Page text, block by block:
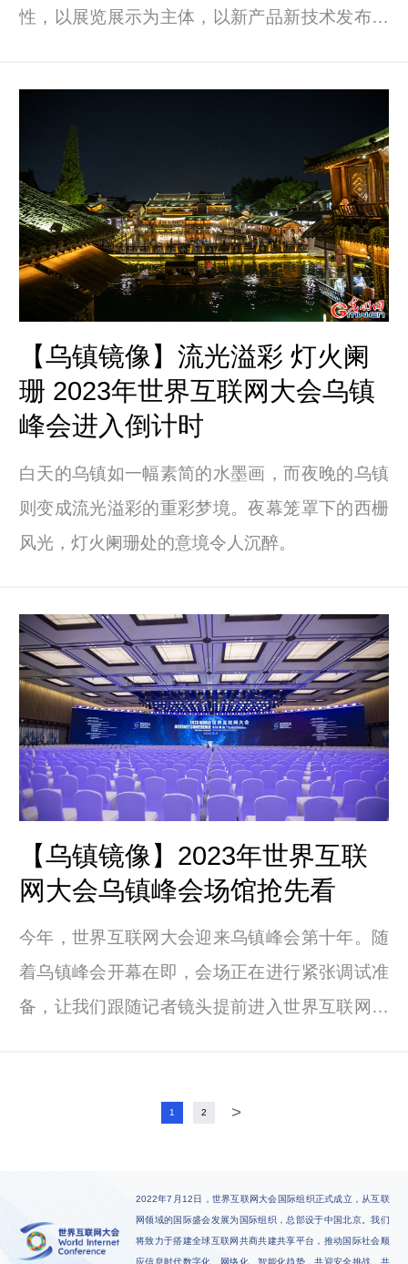
性，以展览展示为主体，以新产品新技术发布和
动，着力打造全球数字经济产业合作交流的重要
窗口，彰显互联网引领发展的文明之光、时代之
光和未来之光。
【乌镇镜像】流光溢彩 灯火阑
珊 2023年世界互联网大会乌镇
峰会进入倒计时
白天的乌镇如一幅素简的水墨画，而夜晚的乌镇
则变成流光溢彩的重彩梦境。夜幕笼罩下的西栅
风光，灯火阑珊处的意境令人沉醉。
【乌镇镜像】2023年世界互联
网大会乌镇峰会场馆抢先看
今年，世界互联网大会迎来乌镇峰会第十年。随
着乌镇峰会开幕在即，会场正在进行紧张调试准
备，让我们跟随记者镜头提前进入世界互联网大
1 2 >
2022年7月12日，世界互联网大会国际组织正式成立，从互联
网领域的国际盛会发展为国际组织，总部设于中国北京。我们
将致力于搭建全球互联网共商共建共享平台，推动国际社会顺